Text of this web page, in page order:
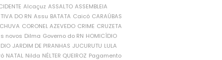
Alcaçuz ASSALTO ASSEMBLEIA
DO RN Assu BATATA Caicó CARAÚBAS
CORONEL AZEVEDO CRIME CRUZETA
novos Dilma Governo do RN HOMICÍDIO
JARDIM DE PIRANHAS JUCURUTU LULA
NATAL Nilda NÉLTER QUEIROZ Pagamento